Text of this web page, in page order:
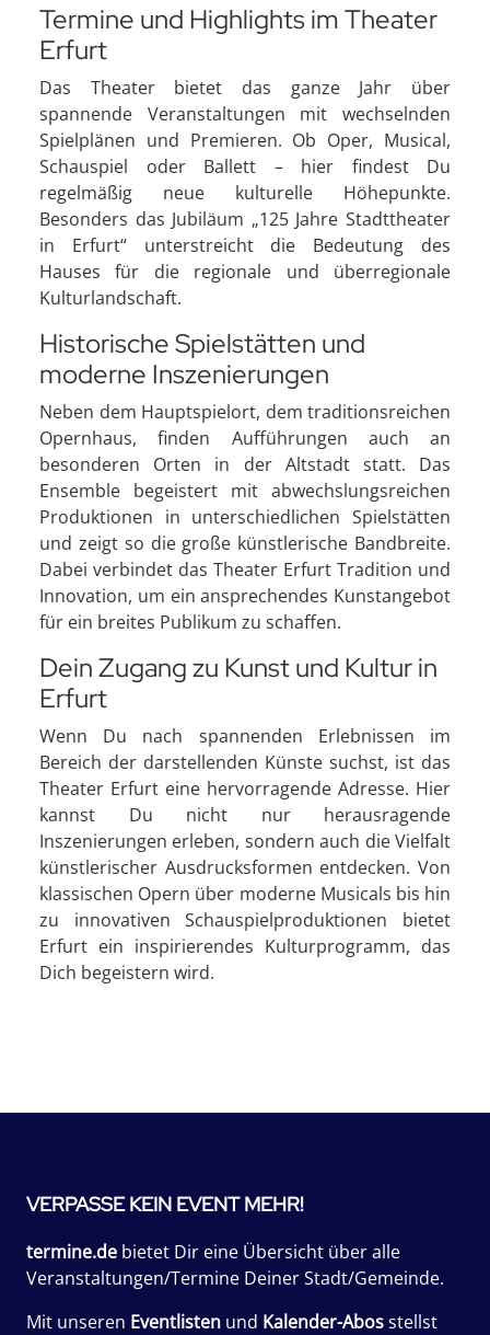
Termine und Highlights im Theater
Erfurt
Das Theater bietet das ganze Jahr über
spannende Veranstaltungen mit wechselnden
Spielplänen und Premieren. Ob Oper, Musical,
Schauspiel oder Ballett – hier findest Du
regelmäßig neue kulturelle Höhepunkte.
Besonders das Jubiläum „125 Jahre Stadttheater
in Erfurt“ unterstreicht die Bedeutung des
Hauses für die regionale und überregionale
Kulturlandschaft.
Historische Spielstätten und
moderne Inszenierungen
Neben dem Hauptspielort, dem traditionsreichen
Opernhaus, finden Aufführungen auch an
besonderen Orten in der Altstadt statt. Das
Ensemble begeistert mit abwechslungsreichen
Produktionen in unterschiedlichen Spielstätten
und zeigt so die große künstlerische Bandbreite.
Dabei verbindet das Theater Erfurt Tradition und
Innovation, um ein ansprechendes Kunstangebot
für ein breites Publikum zu schaffen.
Dein Zugang zu Kunst und Kultur in
Erfurt
Wenn Du nach spannenden Erlebnissen im
Bereich der darstellenden Künste suchst, ist das
Theater Erfurt eine hervorragende Adresse. Hier
kannst Du nicht nur herausragende
Inszenierungen erleben, sondern auch die Vielfalt
künstlerischer Ausdrucksformen entdecken. Von
klassischen Opern über moderne Musicals bis hin
zu innovativen Schauspielproduktionen bietet
Erfurt ein inspirierendes Kulturprogramm, das
Dich begeistern wird.
VERPASSE KEIN EVENT MEHR!
termine.de bietet Dir eine Übersicht über alle
Veranstaltungen/Termine Deiner Stadt/Gemeinde.
Mit unseren Eventlisten und Kalender-Abosstellst